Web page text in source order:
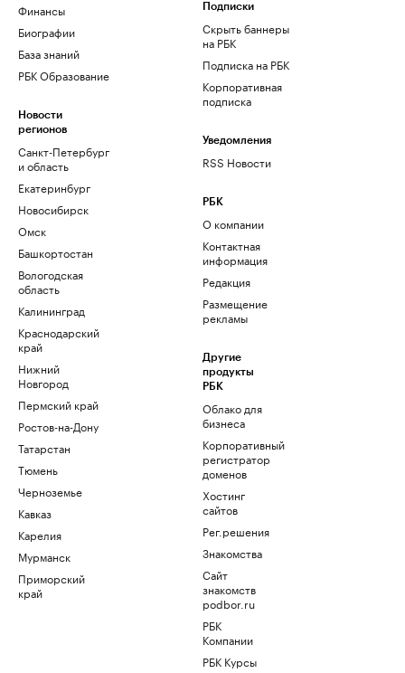
Финансы
Биографии
База знаний
РБК Образование
Новости
регионов
Санкт-Петербург
и область
Екатеринбург
Новосибирск
Омск
Башкортостан
Вологодская
область
Калининград
Краснодарский
край
Нижний
Новгород
Пермский край
Ростов-на-Дону
Татарстан
Тюмень
Черноземье
Кавказ
Карелия
Мурманск
Приморский
край
Подписки
Скрыть баннеры
на РБК
Подписка на РБК
Корпоративная
подписка
Уведомления
RSS Новости
РБК
О компании
Контактная
информация
Редакция
Размещение
рекламы
Другие
продукты
РБК
Облако для
бизнеса
Корпоративный
регистратор
доменов
Хостинг
сайтов
Рег.решения
Знакомства
Сайт
знакомств
podbor.ru
РБК
Компании
РБК Курсы